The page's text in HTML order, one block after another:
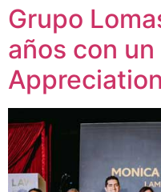
Grupo
años con